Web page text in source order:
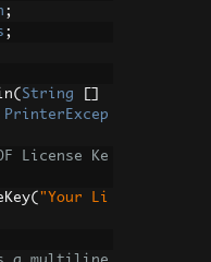
;
;
( String
PrinterExcep
License Ke
( "Your Li